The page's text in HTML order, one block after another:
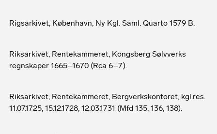
Rigsarkivet, København, Ny Kgl. Saml. Quarto 1579 B.
Riksarkivet, Rentekammeret, Kongsberg Sølvverks
regnskaper 1665–1670 (Rca 6–7).
Riksarkivet, Rentekammeret, Bergverkskontoret, kgl.res.
11.07.1725, 15.12.1728, 12.03.1731 (Mfd 135, 136, 138).